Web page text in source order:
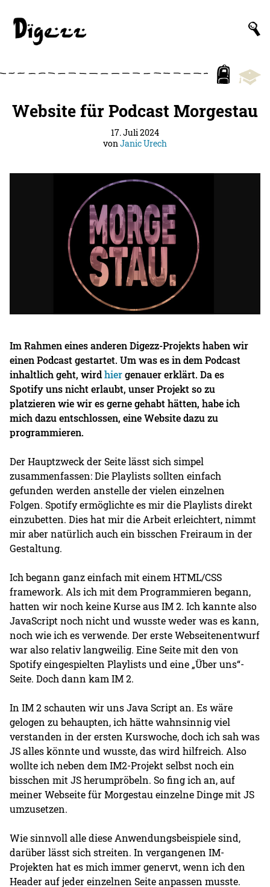
Website für Podcast Morgestau
17. Juli 2024
vonJanic Urech
Im Rahmen eines anderen Digezz-Projekts haben wir
einen Podcast gestartet. Um was es in dem Podcast
inhaltlich geht, wirdhiergenauer erklärt. Da es
Spotify uns nicht erlaubt, unser Projekt so zu
platzieren wie wir es gerne gehabt hätten, habe ich
mich dazu entschlossen, eine Website dazu zu
programmieren.
Der Hauptzweck der Seite lässt sich simpel
zusammenfassen: Die Playlists sollten einfach
gefunden werden anstelle der vielen einzelnen
Folgen. Spotify ermöglichte es mir die Playlists direkt
einzubetten. Dies hat mir die Arbeit erleichtert, nimmt
mir aber natürlich auch ein bisschen Freiraum in der
Gestaltung.
Ich begann ganz einfach mit einem HTML/CSS
framework. Als ich mit dem Programmieren begann,
hatten wir noch keine Kurse aus IM 2. Ich kannte also
JavaScript noch nicht und wusste weder was es kann,
noch wie ich es verwende. Der erste Webseitenentwurf
war also relativ langweilig. Eine Seite mit den von
Spotify eingespielten Playlists und eine „Über uns“-
Seite. Doch dann kam IM 2.
In IM 2 schauten wir uns Java Script an. Es wäre
gelogen zu behaupten, ich hätte wahnsinnig viel
verstanden in der ersten Kurswoche, doch ich sah was
JS alles könnte und wusste, das wird hilfreich. Also
wollte ich neben dem IM2-Projekt selbst noch ein
bisschen mit JS herumpröbeln. So fing ich an, auf
meiner Webseite für Morgestau einzelne Dinge mit JS
umzusetzen.
Wie sinnvoll alle diese Anwendungsbeispiele sind,
darüber lässt sich streiten. In vergangenen IM-
Projekten hat es mich immer genervt, wenn ich den
Header auf jeder einzelnen Seite anpassen musste.